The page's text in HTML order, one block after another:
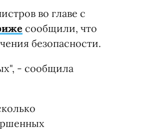
во главе с
сообщили, что
безопасности.
- сообщила